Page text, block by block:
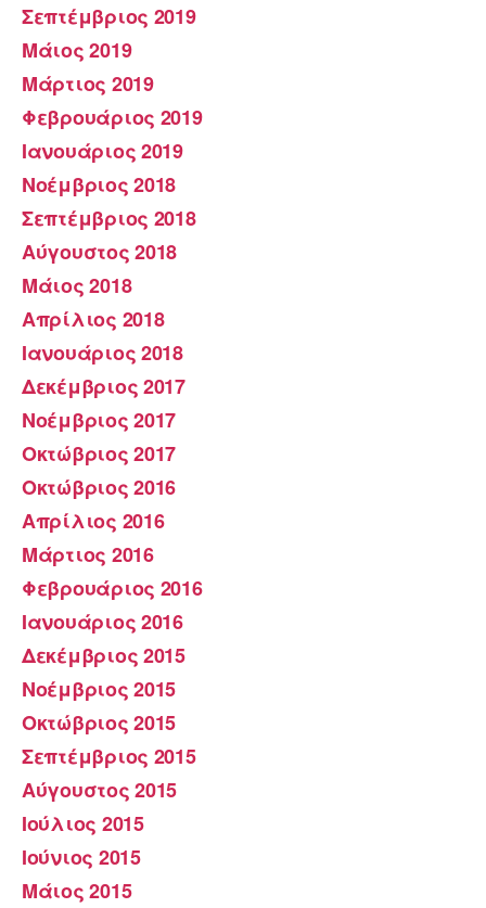
Σεπτέμβριος 2019
Μάιος 2019
Μάρτιος 2019
Φεβρουάριος 2019
Ιανουάριος 2019
Νοέμβριος 2018
Σεπτέμβριος 2018
Αύγουστος 2018
Μάιος 2018
Απρίλιος 2018
Ιανουάριος 2018
Δεκέμβριος 2017
Νοέμβριος 2017
Οκτώβριος 2017
Οκτώβριος 2016
Απρίλιος 2016
Μάρτιος 2016
Φεβρουάριος 2016
Ιανουάριος 2016
Δεκέμβριος 2015
Νοέμβριος 2015
Οκτώβριος 2015
Σεπτέμβριος 2015
Αύγουστος 2015
Ιούλιος 2015
Ιούνιος 2015
Μάιος 2015